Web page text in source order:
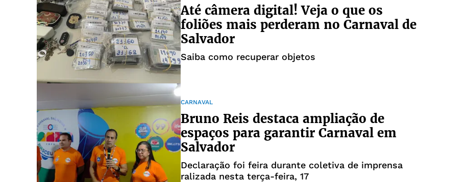
Até câmera digital! Veja o que os
foliões mais perderam no Carnaval de
Salvador
Saiba como recuperar objetos
CARNAVAL
Bruno Reis destaca ampliação de
espaços para garantir Carnaval em
Salvador
Declaração foi feira durante coletiva de imprensa
ralizada nesta terça-feira, 17